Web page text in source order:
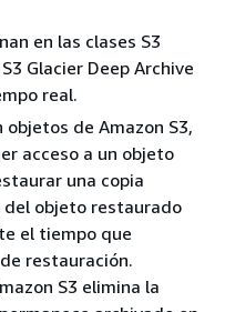
en las clases S3
Glacier Deep Archive
real.
de Amazon S3,
acceso a un objeto
una copia
del objeto restaurado
el tiempo que
restauración.
S3 elimina la